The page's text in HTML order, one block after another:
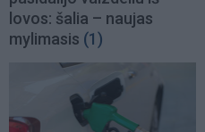
lovos: šalia – naujas
mylimasis (1)